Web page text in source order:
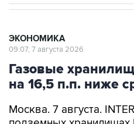
Газовые
на 16,5 п.п. ниже
Москва. 7 августа.
газовых суток 5